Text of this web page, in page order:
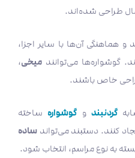
طراحی شده‌اند.
هماهنگی آن‌ها با سایر اجزا،
گوشواره‌ها می‌توانند میخی،
خاص باشند.
گردنبند و گوشواره ساخته
کنند. دستبند می‌تواند ساده
به نوع مراسم، انتخاب شود.